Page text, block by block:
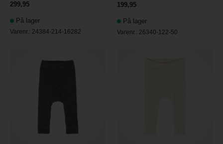
299,95
På lager
Varenr.: 24384-214-16282
199,95
På lager
Varenr.: 26340-122-50